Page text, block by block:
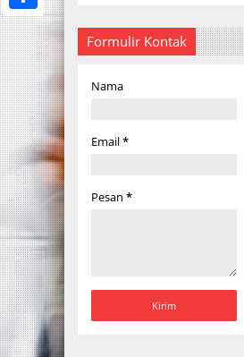
e
b
o
o
k
w
i
t
t
e
r
S
h
a
r
e
Formulir Kontak
Nama
Email*
Pesan *